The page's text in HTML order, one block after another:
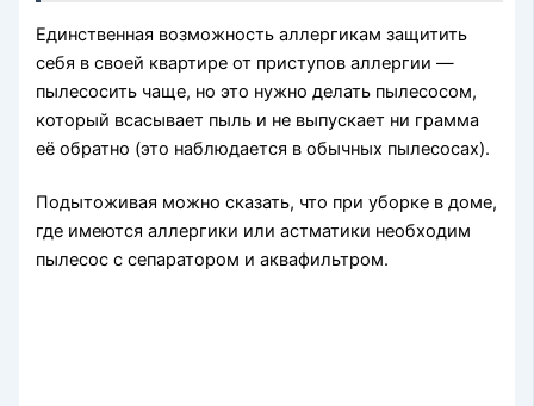
Единственная возможность аллергикам защитить
себя в своей квартире от приступов аллергии —
пылесосить чаще, но это нужно делать пылесосом,
который всасывает пыль и не выпускает ни грамма
её обратно (это наблюдается в обычных пылесосах).
Подытоживая можно сказать, что при уборке в доме,
где имеются аллергики или астматики необходим
пылесос с сепаратором и аквафильтром.